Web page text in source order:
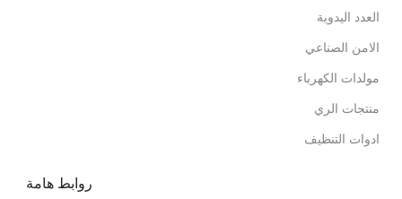
العدد اليدوية
الامن الصناعي
مولدات الكهرباء
منتجات الري
ادوات التنظيف
روابط هامة